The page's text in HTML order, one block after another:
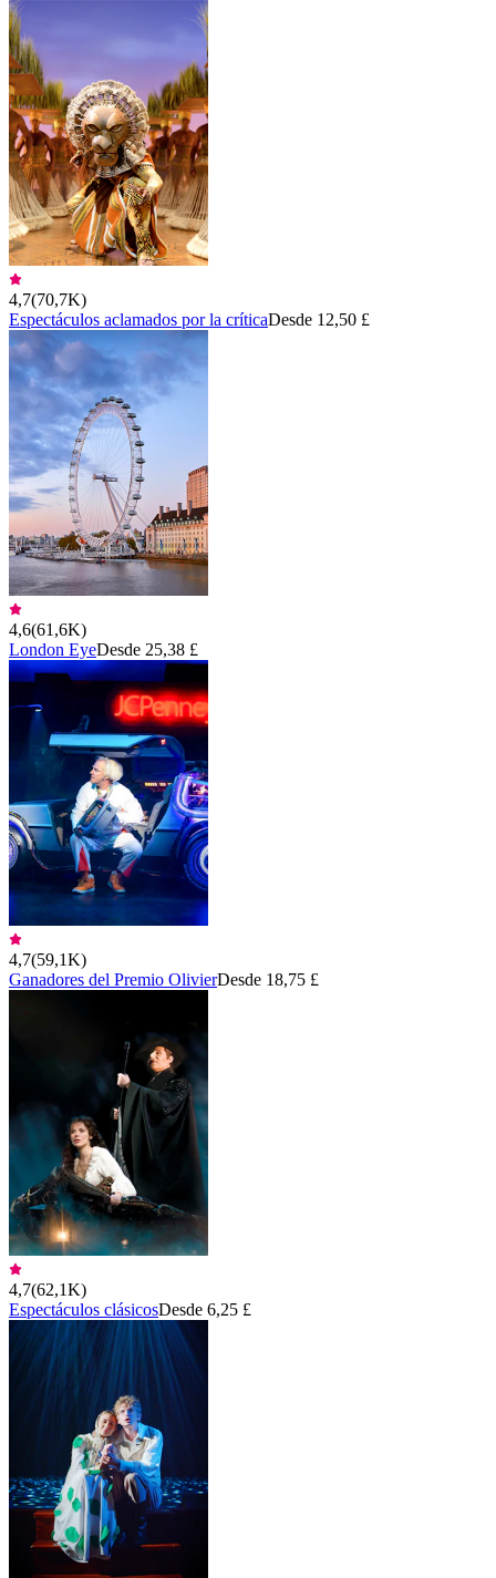
4,7(70,7K)
Espectáculos aclamados por la críticaDesde 12,50 £
4,6(61,6K)
London EyeDesde 25,38 £
4,7(59,1K)
Ganadores del Premio OlivierDesde 18,75 £
4,7(62,1K)
Espectáculos clásicosDesde 6,25 £